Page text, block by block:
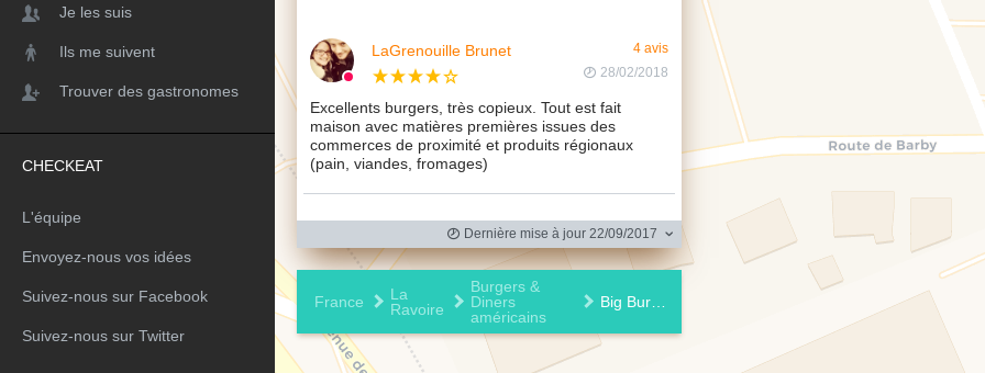
Je les suis
Ils me suivent
Trouver des gastronomes
CHECKEAT
L'équipe
Envoyez-nous vos idées
Suivez-nous sur Facebook
Suivez-nous sur Twitter
LaGrenouille Brunet
4 avis
28/02/2018
Excellents burgers, très copieux. Tout est fait
maison avec matières premières issues des
commerces de proximité et produits régionaux
(pain, viandes, fromages)
Dernière mise à jour 22/09/2017
France
La
Ravoire
Burgers &
Diners
américains